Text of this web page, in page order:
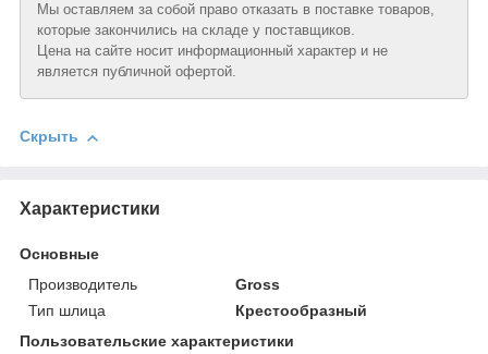
Мы оставляем за собой право отказать в поставке товаров,
которые закончились на складе у поставщиков.
Цена на сайте носит информационный характер и не
является публичной офертой.
Скрыть
Характеристики
Основные
Производитель
Gross
Тип шлица
Крестообразный
Пользовательские характеристики